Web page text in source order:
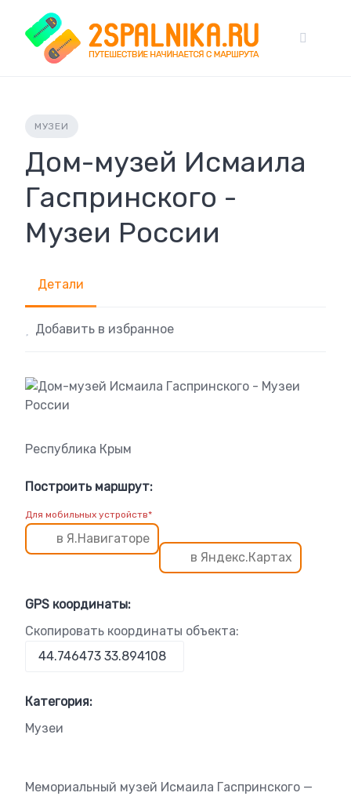
content
МУЗЕИ
Дом-музей Исмаила
Гаспринского -
Музеи России
Детали
Добавить в избранное
Республика Крым
Построить маршрут:
Для мобильных устройств*
в Я.Навигаторе
в Яндекс.Картах
GPS координаты:
Скопировать координаты объекта:
Категория:
Музеи
Мемориальный музей Исмаила Гаспринского —